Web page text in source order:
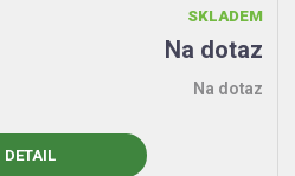
SKLADEM
Na dotaz
Na dotaz
DETAIL